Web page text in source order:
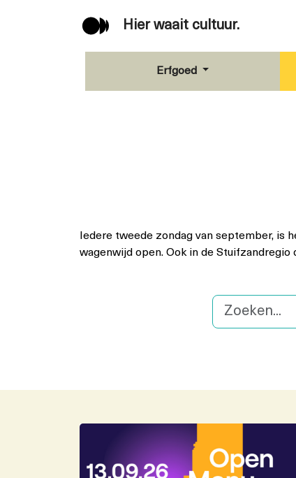
Hier waait cultuur.
Erfgoed
Iedere tweede zondag van september, is
wagenwijd open. Ook in de